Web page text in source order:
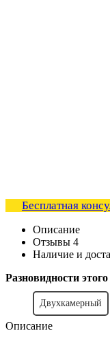
Бесплатная
Описание
Отзывы 4
Наличие и
Разновидности
Двухкамерный
Описание